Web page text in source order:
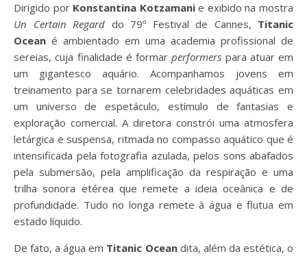
Dirigido por Konstantina Kotzamanie exibido na mostra
Un Certain Regard do 79º Festival de Cannes, Titanic
Ocean é ambientado em uma academia profissional de
sereias, cuja finalidade é formarperformers para atuar em
um gigantesco aquário. Acompanhamos jovens em
treinamento para se tornarem celebridades aquáticas em
um universo de espetáculo, estímulo de fantasias e
exploração comercial. A diretora constrói uma atmosfera
letárgica e suspensa, ritmada no compasso aquático que é
intensificada pela fotografia azulada, pelos sons abafados
pela submersão, pela amplificação da respiração e uma
trilha sonora etérea que remete a ideia oceânica e de
profundidade. Tudo no longa remete à água e flutua em
estado líquido.
De fato, a água em Titanic Oceandita, além da estética, o